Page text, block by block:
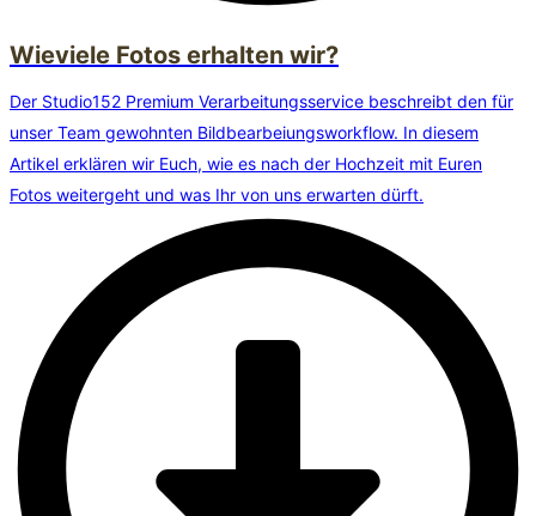
Wieviele Fotos erhalten wir?
Der Studio152 Premium Verarbeitungsservice beschreibt den für
unser Team gewohnten Bildbearbeiungsworkflow. In diesem
Artikel erklären wir Euch, wie es nach der Hochzeit mit Euren
Fotos weitergeht und was Ihr von uns erwarten dürft.